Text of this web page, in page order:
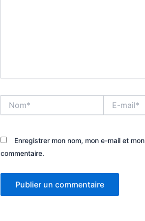
mail*
Enregistrer mon nom, mon e-mail et
commentaire.